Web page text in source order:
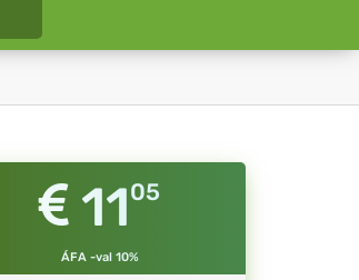
1105
ÁFA -val 10%